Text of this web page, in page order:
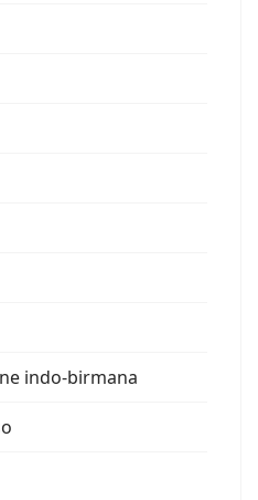
indo-birmana